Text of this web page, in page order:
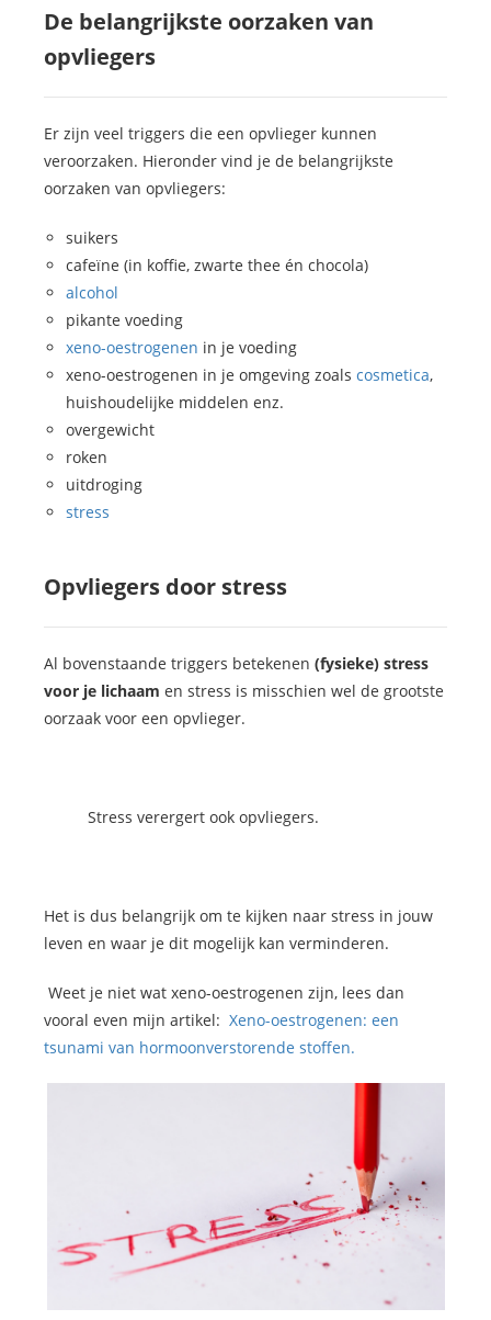
De belangrijkste oorzaken van
opvliegers
Er zijn veel triggers die een opvlieger kunnen
veroorzaken. Hieronder vind je de belangrijkste
oorzaken van opvliegers:
suikers
cafeïne (in koffie, zwarte thee én chocola)
alcohol
pikante voeding
xeno-oestrogenen in je voeding
xeno-oestrogenen in je omgeving zoals cosmetica,
huishoudelijke middelen enz.
overgewicht
roken
uitdroging
stress
Opvliegers door stress
Al bovenstaande triggers betekenen (fysieke) stress
voor je lichaam en stress is misschien wel de grootste
oorzaak voor een opvlieger.
Stress verergert ook opvliegers.
Het is dus belangrijk om te kijken naar stress in jouw
leven en waar je dit mogelijk kan verminderen.
Weet je niet wat xeno-oestrogenen zijn, lees dan
vooral even mijn artikel: Xeno-oestrogenen: een
tsunami van hormoonverstorende stoffen.